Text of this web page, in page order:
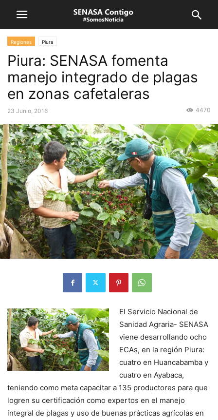
Regiones Piura
Piura: SENASA fomenta
manejo integrado de plagas
en zonas cafetaleras
23 Junio, 2016 4470
El Servicio Nacional de
Sanidad Agraria- SENASA
viene desarrollando ocho
ECAs, en la región Piura:
cuatro en Huancabamba y
cuatro en Ayabaca,
teniendo como meta capacitar a 135 productores para que
logren su certificación como expertos en el manejo
integral de plagas y uso de buenas prácticas agrícolas en